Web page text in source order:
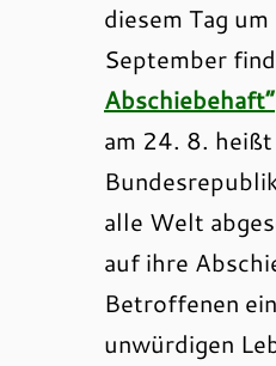
diesem Tag
September
Abschiebehaft“
am 24. 8.
alle Welt
auf ihre
Betroffenen
unwürdigen